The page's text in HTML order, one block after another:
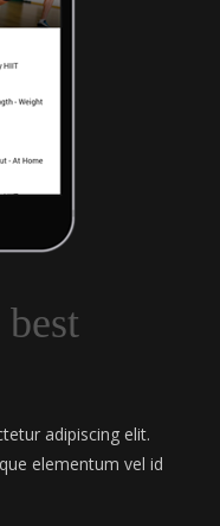
adipiscing elit.
elementum vel id